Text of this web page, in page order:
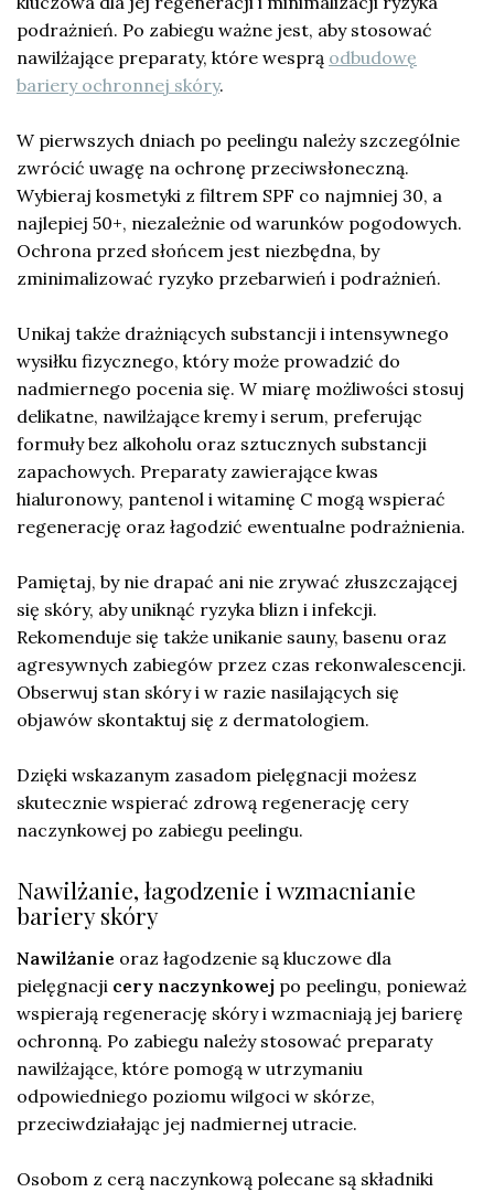
podrażnień. Po zabiegu ważne jest, aby stosować
nawilżające preparaty, które wesprą odbudowę
bariery ochronnej skóry.
W pierwszych dniach po peelingu należy szczególnie
zwrócić uwagę na ochronę przeciwsłoneczną.
Wybieraj kosmetyki z filtrem SPF co najmniej 30, a
najlepiej 50+, niezależnie od warunków pogodowych.
Ochrona przed słońcem jest niezbędna, by
zminimalizować ryzyko przebarwień i podrażnień.
Unikaj także drażniących substancji i intensywnego
wysiłku fizycznego, który może prowadzić do
nadmiernego pocenia się. W miarę możliwości stosuj
delikatne, nawilżające kremy i serum, preferując
formuły bez alkoholu oraz sztucznych substancji
zapachowych. Preparaty zawierające kwas
hialuronowy, pantenol i witaminę C mogą wspierać
regenerację oraz łagodzić ewentualne podrażnienia.
Pamiętaj, by nie drapać ani nie zrywać złuszczającej
się skóry, aby uniknąć ryzyka blizn i infekcji.
Rekomenduje się także unikanie sauny, basenu oraz
agresywnych zabiegów przez czas rekonwalescencji.
Obserwuj stan skóry i w razie nasilających się
objawów skontaktuj się z dermatologiem.
Dzięki wskazanym zasadom pielęgnacji możesz
skutecznie wspierać zdrową regenerację cery
naczynkowej po zabiegu peelingu.
Nawilżanie, łagodzenie i wzmacnianie
bariery skóry
Nawilżanie oraz łagodzenie są kluczowe dla
pielęgnacji cery naczynkowej po peelingu, ponieważ
wspierają regenerację skóry i wzmacniają jej barierę
ochronną. Po zabiegu należy stosować preparaty
nawilżające, które pomogą w utrzymaniu
odpowiedniego poziomu wilgoci w skórze,
przeciwdziałając jej nadmiernej utracie.
Osobom z cerą naczynkową polecane są składniki